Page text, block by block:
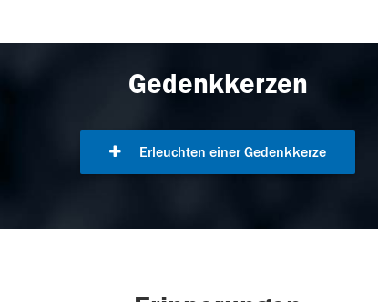
Gedenkkerzen
Erleuchten einer Gedenkkerze